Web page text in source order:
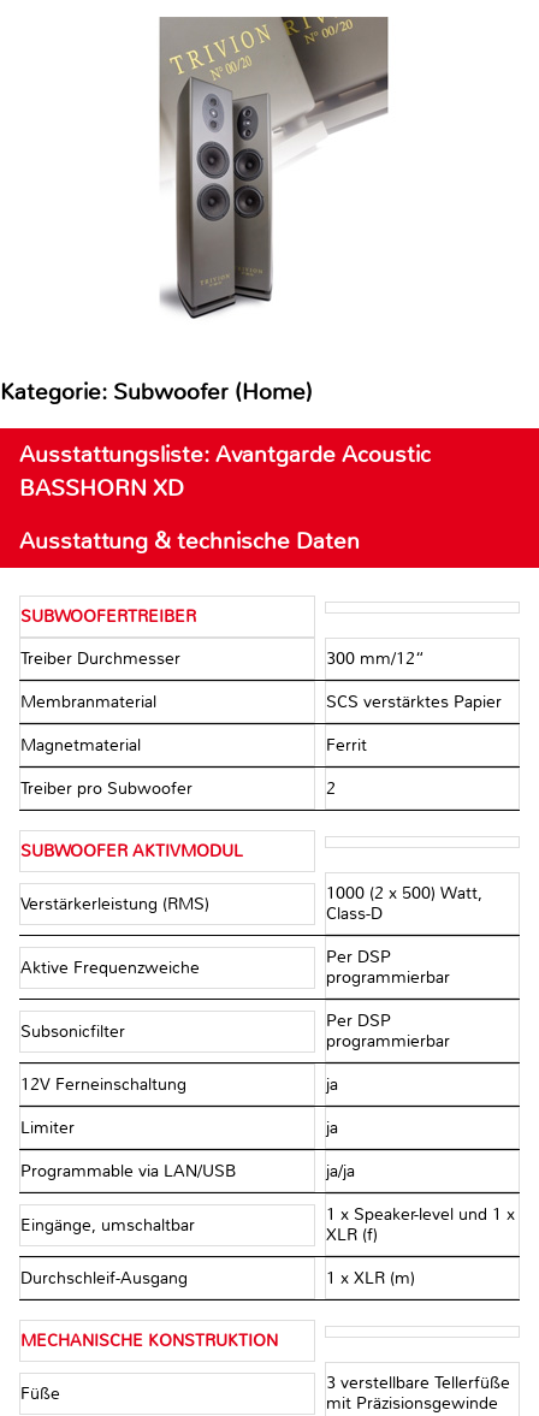
Kategorie: Subwoofer (Home)
Ausstattungsliste: Avantgarde Acoustic
BASSHORN XD
Ausstattung & technische Daten
SUBWOOFERTREIBER
Treiber Durchmesser 300 mm/12“
Membranmaterial SCS verstärktes Papier
Magnetmaterial Ferrit
Treiber pro Subwoofer 2
SUBWOOFER AKTIVMODUL
Verstärkerleistung (RMS)
1000 (2 x 500) Watt,
Class-D
Aktive Frequenzweiche
Per DSP
programmierbar
Subsonicfilter
Per DSP
programmierbar
12V Ferneinschaltung ja
Limiter ja
Programmable via LAN/USB ja/ja
Eingänge, umschaltbar
1 x Speaker-level und 1 x
XLR (f)
Durchschleif-Ausgang 1 x XLR (m)
MECHANISCHE KONSTRUKTION
Füße
3 verstellbare Tellerfüße
mit Präzisionsgewinde